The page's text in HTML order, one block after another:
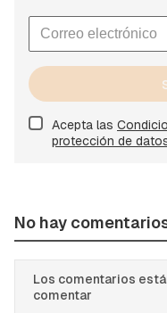
Acepta las
protección de
No hay
Los comentarios
comentar